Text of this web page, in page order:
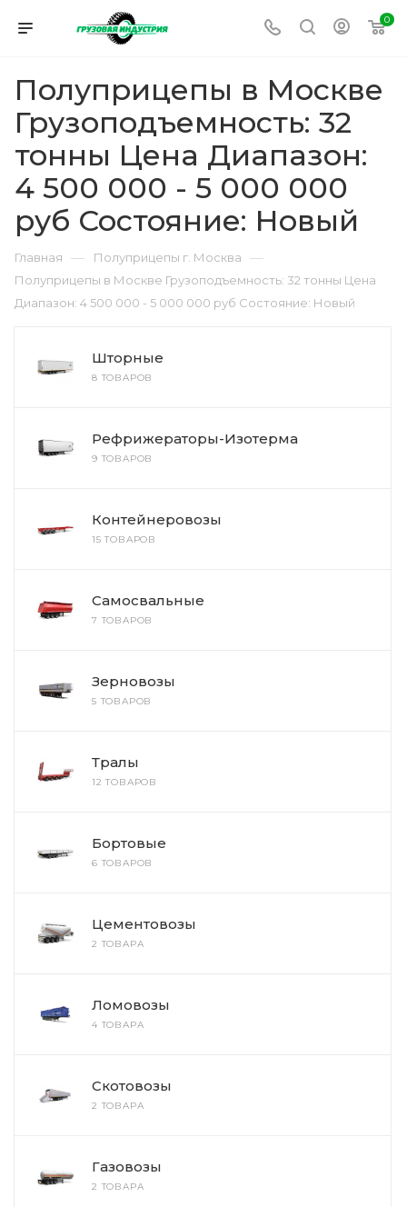
0
Полуприцепы в Москве
Грузоподъемность: 32
тонны Цена Диапазон:
4 500 000 - 5 000 000
руб Состояние: Новый
Главная — Полуприцепы г. Москва —
Полуприцепы в Москве Грузоподъемность: 32 тонны Цена
Диапазон: 4 500 000 - 5 000 000 руб Состояние: Новый
Шторные
8 ТОВАРОВ
Рефрижераторы-Изотерма
9 ТОВАРОВ
Контейнеровозы
15 ТОВАРОВ
Самосвальные
7 ТОВАРОВ
Зерновозы
5 ТОВАРОВ
Тралы
12 ТОВАРОВ
Бортовые
6 ТОВАРОВ
Цементовозы
2 ТОВАРА
Ломовозы
4 ТОВАРА
Скотовозы
2 ТОВАРА
Газовозы
2 ТОВАРА